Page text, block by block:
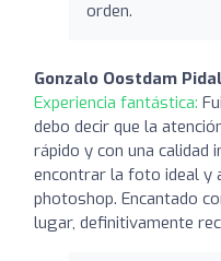
orden.
Gonzalo Oostdam Pidal
Experiencia fantástica:
debo decir que la
rápido y con una calidad
encontrar la foto ideal y
photoshop. Encantado
lugar, definitivamente